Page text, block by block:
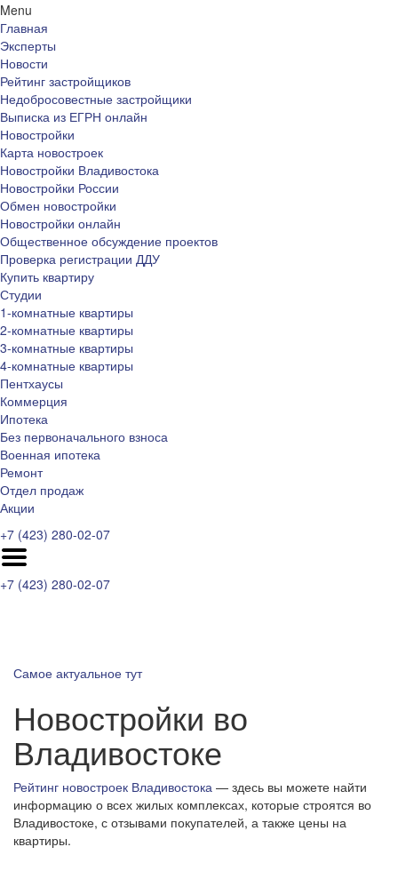
Menu
Главная
Эксперты
Новости
Рейтинг застройщиков
Недобросовестные застройщики
Выписка из ЕГРН онлайн
Новостройки
Карта новостроек
Новостройки Владивостока
Новостройки России
Обмен новостройки
Новостройки онлайн
Общественное обсуждение проектов
Проверка регистрации ДДУ
Купить квартиру
Студии
1-комнатные квартиры
2-комнатные квартиры
3-комнатные квартиры
4-комнатные квартиры
Пентхаусы
Коммерция
Ипотека
Без первоначального взноса
Военная ипотека
Ремонт
Отдел продаж
Акции
+7 (423) 280-02-07
+7 (423) 280-02-07
Самое актуальное тут
Новостройки во
Владивостоке
Рейтинг новостроек Владивостока — здесь вы можете найти
информацию о всех жилых комплексах, которые строятся во
Владивостоке, с отзывами покупателей, а также цены на
квартиры.